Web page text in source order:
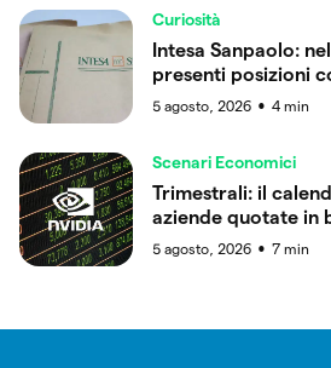
Curiosità
Intesa Sanpaolo:
presenti posizioni
5 agosto, 2026 ● 4 min
Scenari Economici
Trimestrali: il
aziende quotate in
5 agosto, 2026 ● 7 min